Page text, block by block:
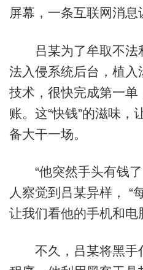
屏幕，一条互联网消息
吕某为了牟取不法
法入侵系统后台，植入
技术，很快完成第一单
账。这“快钱”的滋味，
备大干一场。
“他突然手头有钱了
人察觉到吕某异样， “
让我们看他的手机和电
不久，吕某将黑手